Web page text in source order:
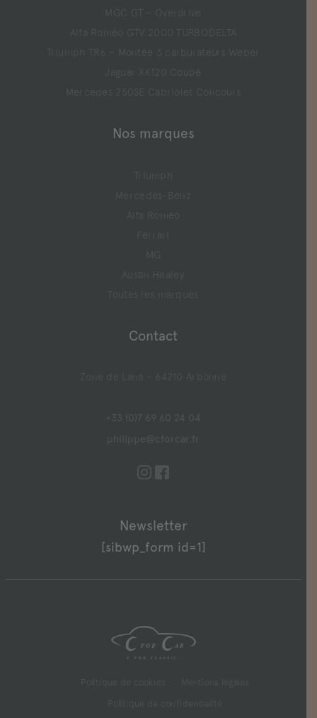
MGC GT – Overdrive
Alfa Roméo GTV 2000 TURBODELTA
Triumph TR6 – Montée 3 carburateurs Weber
Jaguar XK120 Coupé
Mercedes 250SE Cabriolet Concours
Nos marques
Triumph
Mercedes-Benz
Alfa Romeo
Ferrari
MG
Austin Healey
Toutes les marques
Contact
Zone de Lana – 64210 Arbonne
+33 (0)7 69 60 24 04
philippe@cforcar.fr
Newsletter
[sibwp_form id=1]